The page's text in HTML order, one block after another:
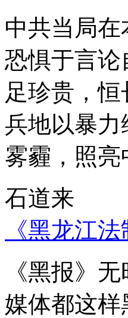
中共当局
恐惧于言
足珍贵，
兵地以暴
雾霾，照亮
石道来
《黑龙江
《黑报》
媒体都这